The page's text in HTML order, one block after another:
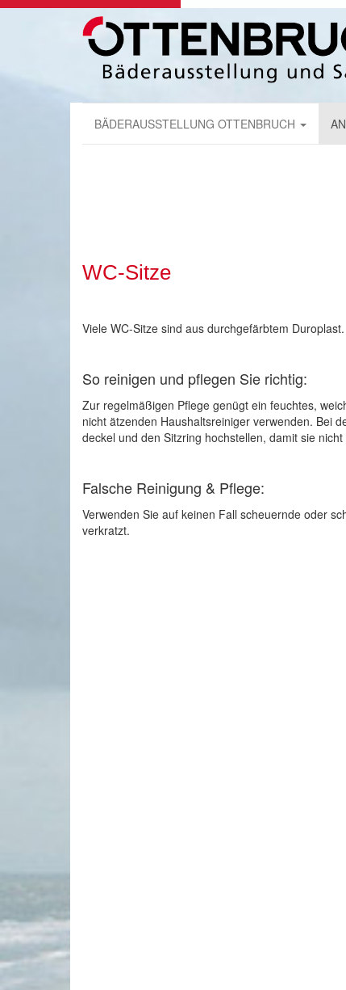
BÄDERAUSSTELLUNG OTTENBRUCH
WC-Sitze
Viele WC-Sitze sind aus durchgefärbtem Duroplast.
So reinigen und pflegen Sie richtig:
Zur regelmäßigen Pflege genügt ein feuchtes,
nicht ätzenden Haushaltsreiniger verwenden. Bei
deckel und den Sitzring hochstellen, damit sie
Falsche Reinigung & Pflege:
Verwenden Sie auf keinen Fall scheuernde oder
verkratzt.